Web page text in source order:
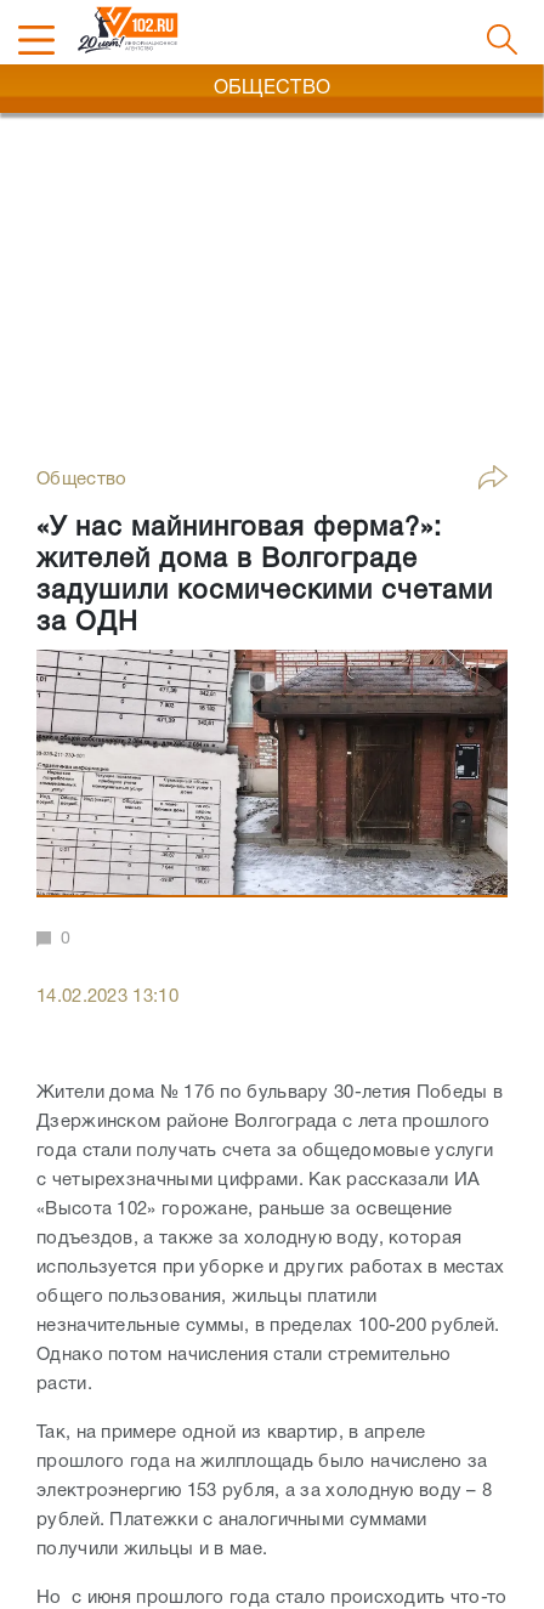
ОБЩЕСТВО
Общество
«У нас майнинговая ферма?»:
жителей дома в Волгограде
задушили космическими счетами
за ОДН
0
14.02.2023 13:10
Жители дома № 17б по бульвару 30-летия Победы в
Дзержинском районе Волгограда с лета прошлого
года стали получать счета за общедомовые услуги
с четырехзначными цифрами. Как рассказали ИА
«Высота 102» горожане, раньше за освещение
подъездов, а также за холодную воду, которая
используется при уборке и других работах в местах
общего пользования, жильцы платили
незначительные суммы, в пределах 100-200 рублей.
Однако потом начисления стали стремительно
расти.
Так, на примере одной из квартир, в апреле
прошлого года на жилплощадь было начислено за
электроэнергию 153 рубля, а за холодную воду – 8
рублей. Платежки с аналогичными суммами
получили жильцы и в мае.
Но с июня прошлого года стало происходить что-то